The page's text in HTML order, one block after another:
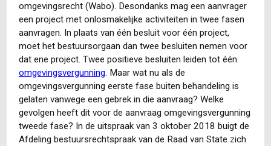
omgevingsrecht (Wabo). Desondanks mag een aanvrager
een project met onlosmakelijke activiteiten in twee fasen
aanvragen. In plaats van één besluit voor één project,
moet het bestuursorgaan dan twee besluiten nemen voor
dat ene project. Twee positieve besluiten leiden tot één
omgevingsvergunning. Maar wat nu als de
omgevingsvergunning eerste fase buiten behandeling is
gelaten vanwege een gebrek in die aanvraag? Welke
gevolgen heeft dit voor de aanvraag omgevingsvergunning
tweede fase? In de uitspraak van 3 oktober 2018 buigt de
Afdeling bestuursrechtspraak van de Raad van State zich